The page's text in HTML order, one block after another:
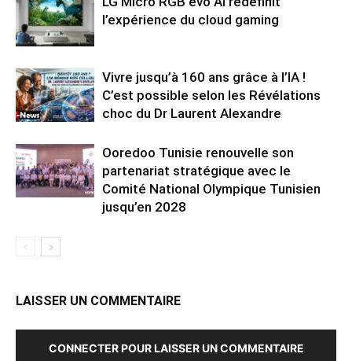
l’expérience du cloud gaming
Vivre jusqu’à 160 ans grâce à l’IA !
C’est possible selon les Révélations
choc du Dr Laurent Alexandre
Ooredoo Tunisie renouvelle son
partenariat stratégique avec le
Comité National Olympique Tunisien
jusqu’en 2028
LAISSER UN COMMENTAIRE
CONNECTER POUR LAISSER UN COMMENTAIRE